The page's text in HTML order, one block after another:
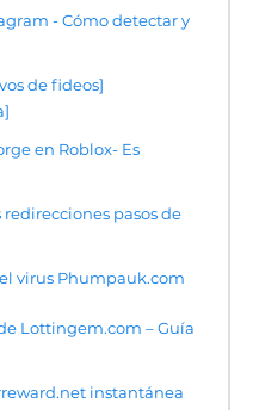
- Cómo detectar y
de fideos]
en Roblox- Es
pasos de
virus Phumpauk.com
Lottingem.com – Guía
instantánea